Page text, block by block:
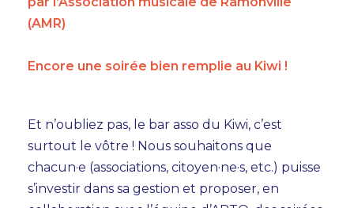
(AMR)
Encore une soirée bien remplie au Kiwi !
Et n’oubliez pas, le bar asso du Kiwi, c’est
surtout le vôtre ! Nous souhaitons que
chacun·e (associations, citoyen·ne·s, etc.) puisse
s’investir dans sa gestion et proposer, en